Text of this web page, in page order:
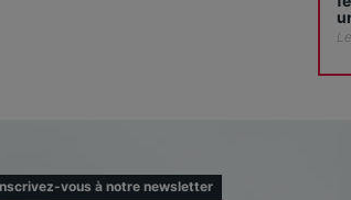
vous à notre newsletter